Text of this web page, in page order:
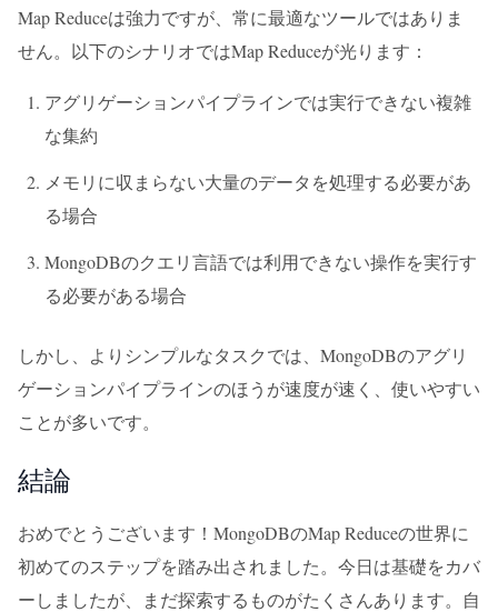
Map Reduceは強力ですが、常に最適なツールではありま
せん。以下のシナリオではMap Reduceが光ります：
アグリゲーションパイプラインでは実行できない複雑
な集約
メモリに収まらない大量のデータを処理する必要があ
る場合
MongoDBのクエリ言語では利用できない操作を実行す
る必要がある場合
しかし、よりシンプルなタスクでは、MongoDBのアグリ
ゲーションパイプラインのほうが速度が速く、使いやすい
ことが多いです。
結論
おめでとうございます！MongoDBのMap Reduceの世界に
初めてのステップを踏み出されました。今日は基礎をカバ
ーしましたが、まだ探索するものがたくさんあります。自